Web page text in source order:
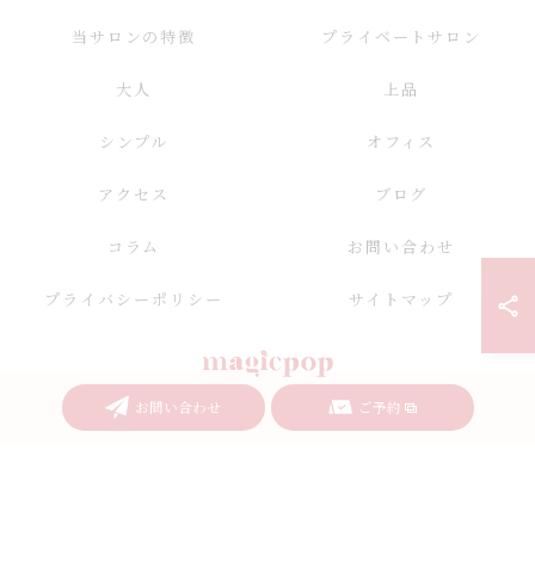
お問い合わせ ご予約
当サロンの特徴 プライベートサロン
大人 上品
シンプル オフィス
アクセス ブログ
コラム お問い合わせ
プライバシーポリシー サイトマップ